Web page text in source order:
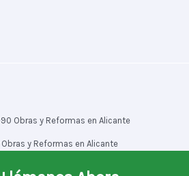
Obras y Reformas en Alicante
Obras y Reformas en Alicante